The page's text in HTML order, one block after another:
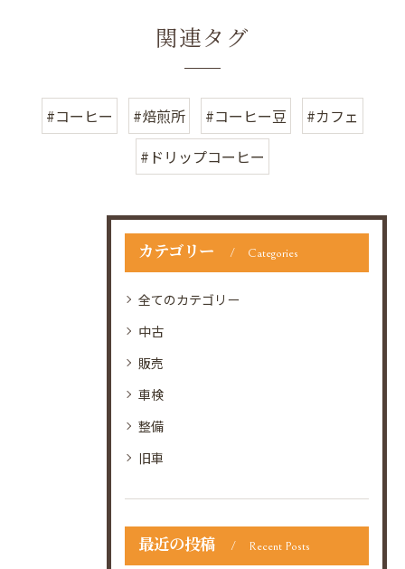
関連タグ
#コーヒー #焙煎所 #コーヒー豆
#カフェ
#ドリップコーヒー
カテゴリー Categories
全てのカテゴリー
中古
販売
車検
整備
旧車
最近の投稿 Recent Posts